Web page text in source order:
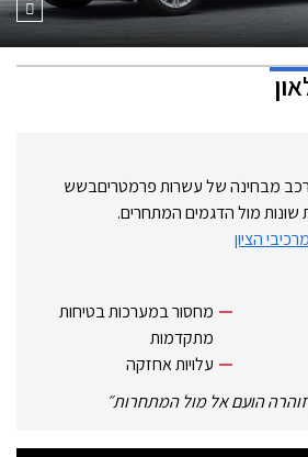
מבחינה של עשרות פרמטריםבשש
שונות מול הדגמים המתחרים.
הציון
מחסור במערכות בטיחות
מתקדמות
עלויות אחזקה
הועם אל מול המתחרות״